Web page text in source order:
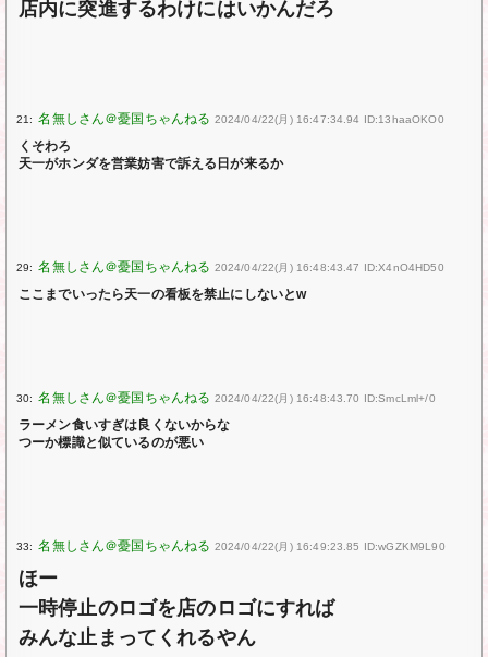
店内に突進するわけにはいかんだろ
21: 2024/04/22(月) 16:47:34.94 ID:13haaOKO0
くそわろ
天一がホンダを営業妨害で訴える日が来るか
29: 2024/04/22(月) 16:48:43.47 ID:X4nO4HD50
ここまでいったら天一の看板を禁止にしないとw
30: 2024/04/22(月) 16:48:43.70 ID:SmcLml+/0
ラーメン食いすぎは良くないからな
つーか標識と似ているのが悪い
33: 2024/04/22(月) 16:49:23.85 ID:wGZKM9L90
ほー
一時停止のロゴを店のロゴにすれば
みんな止まってくれるやん